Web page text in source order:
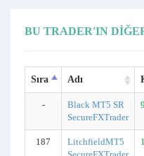
BU TRADER'IN
Sıra Adı
-
Black MT5 SR
SecureFXTrader
187
LitchfieldMT5